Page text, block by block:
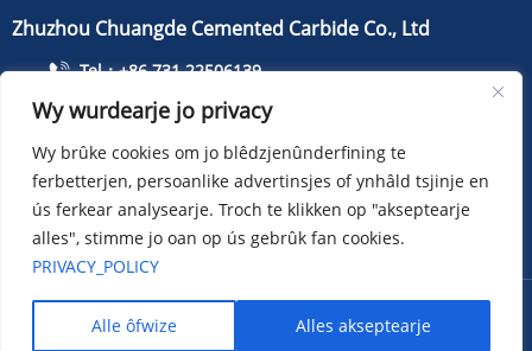
Zhuzhou Chuangde Cemented Carbide Co., Ltd
Tel：+86 731 22506139
Tillefoan：+86 13786352688
info@cdcarbide.com
Bydrage215, gebou 1, International Students Pioneer
Park, Taishan Road, Tianyuan District, Zhuzhou City
Sitemap XML Privacy policy
Wy wurdearje jo privacy
Wy brûke cookies om jo blêdzjenûnderfining te
ferbetterjen, persoanlike advertinsjes of ynhâld tsjinje en
ús ferkear analysearje. Troch te klikken op "akseptearje
alles", stimme jo oan op ús gebrûk fan cookies.
PRIVACY_POLICY
Alle ôfwize Alles akseptearje